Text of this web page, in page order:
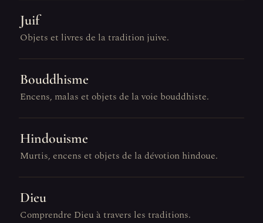
Juif
Objets et livres de la tradition juive.
Bouddhisme
Encens, malas et objets de la voie bouddhiste.
Hindouisme
Murtis, encens et objets de la dévotion hindoue.
Dieu
Comprendre Dieu à travers les traditions.